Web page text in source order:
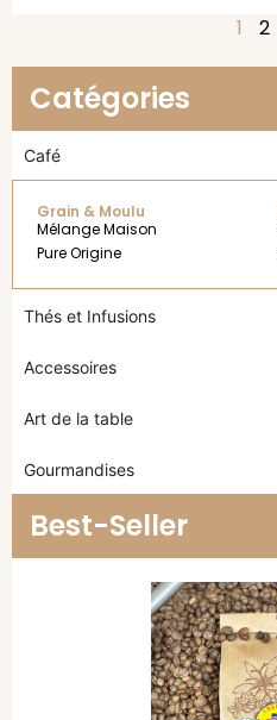
1 2
Catégories
Café
Grain & Moulu
Mélange Maison
Pure Origine
Thés et Infusions
Accessoires
Art de la table
Gourmandises
Best-Seller